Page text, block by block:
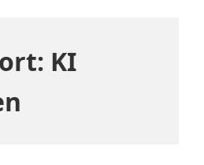
KI